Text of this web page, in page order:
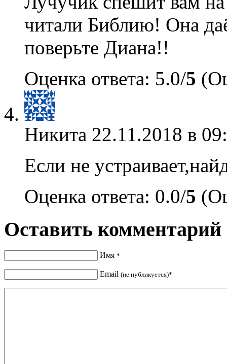
читали Библию! Она
поверьте Диана!!
Оценка ответа: 5.0/5
Никита 22.11.2018 в
Если не
Оценка ответа: 0.0/5
Оставить комментарий
Имя *
Email (не публикуется)*